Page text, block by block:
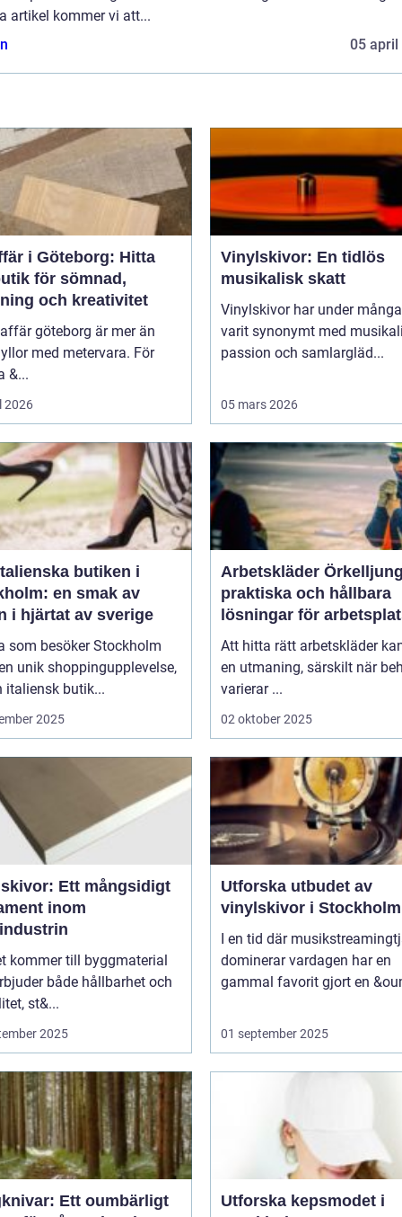
artikel kommer vi att...
05 april
i Göteborg: Hitta
för sömnad,
och kreativitet
göteborg är mer än
med metervara. För
&...
2026
Vinylskivor: En tidlös
musikalisk skatt
Vinylskivor har under
varit synonymt med
passion och samlargläd...
05 mars 2026
butiken i
en smak av
i hjärtat av sverige
som besöker Stockholm
unik shoppingupplevelse,
italiensk butik...
2025
Arbetskläder
praktiska och hållbara
lösningar för
Att hitta rätt arbetskläder
en utmaning, särskilt när
varierar ...
02 oktober 2025
Ett mångsidigt
inom
kommer till byggmaterial
både hållbarhet och
st&...
2025
Utforska utbudet av
vinylskivor i Stockholm
I en tid där
dominerar vardagen har en
gammal favorit gjort en
01 september 2025
Ett oumbärligt
Utforska kepsmodet i